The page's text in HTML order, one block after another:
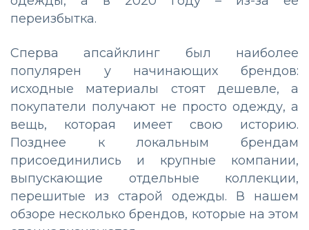
переизбытка.
Сперва апсайклинг был наиболее
популярен у начинающих брендов:
исходные материалы стоят дешевле, а
покупатели получают не просто одежду, а
вещь, которая имеет свою историю.
Позднее к локальным брендам
присоединились и крупные компании,
выпускающие отдельные коллекции,
перешитые из старой одежды. В нашем
обзоре несколько брендов, которые на этом